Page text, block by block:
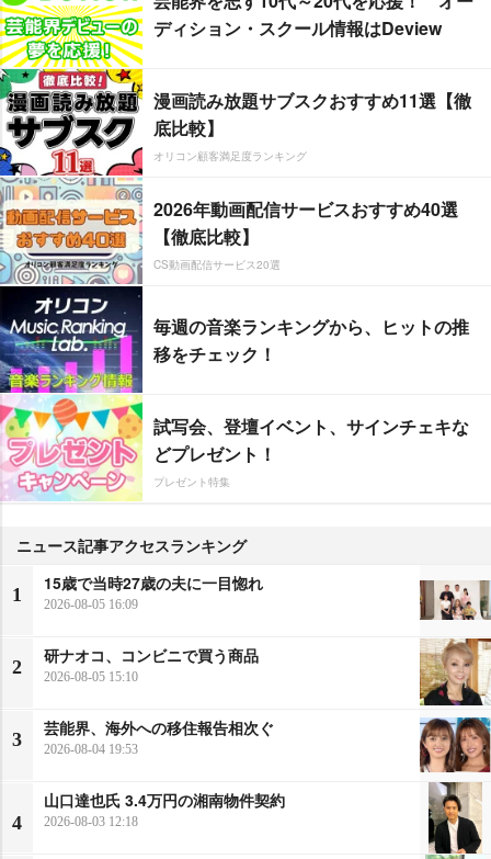
ディション・スクール情報はDeview
漫画読み放題サブスクおすすめ11選【徹
底比較】
オリコン顧客満足度ランキング
2026年動画配信サービスおすすめ40選
【徹底比較】
CS動画配信サービス20選
毎週の音楽ランキングから、ヒットの推
移をチェック！
試写会、登壇イベント、サインチェキな
どプレゼント！
プレゼント特集
ニュース記事アクセスランキング
1
15歳で当時27歳の夫に一目惚れ
2026-08-05 16:09
2
研ナオコ、コンビニで買う商品
2026-08-05 15:10
3
芸能界、海外への移住報告相次ぐ
2026-08-04 19:53
4
山口達也氏 3.4万円の湘南物件契約
2026-08-03 12:18